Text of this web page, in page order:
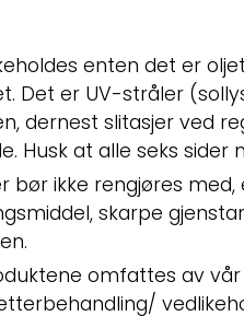
enten det er
Det er UV-stråler
dernest slitasjer ved
Husk at alle seks sider
bør ikke rengjøres
skarpe
omfattes av